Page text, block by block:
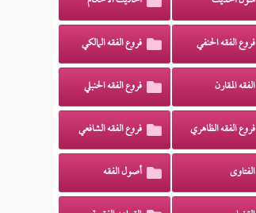
فروع الفقه الحنفي فروع الفقه المالكي
الفقه المقارن فروع الفقه الحنبلي
فروع الفقه الظاهري فروع الفقه الشافعي
الفتاوى أصول الفقه